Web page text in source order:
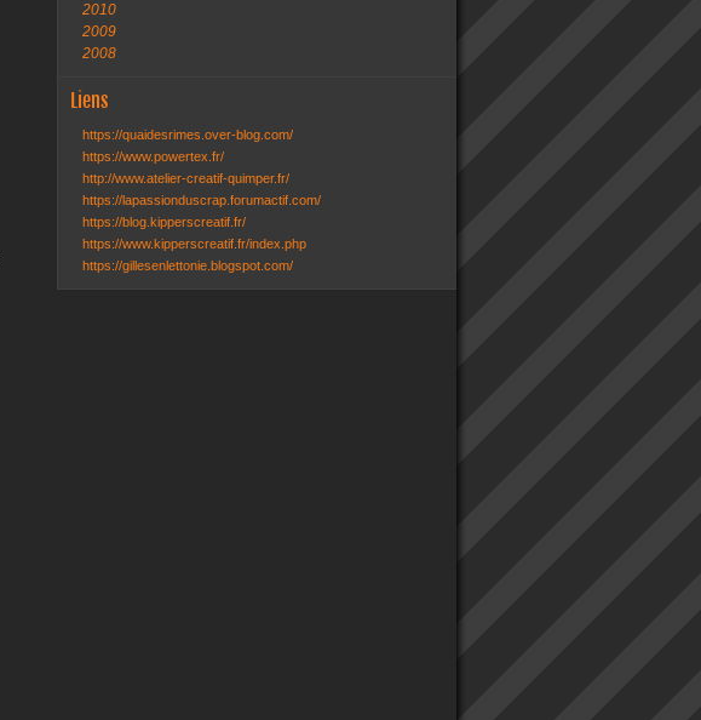
2010
2009
2008
Liens
https://quaidesrimes.over-blog.com/
https://www.powertex.fr/
http://www.atelier-creatif-quimper.fr/
https://lapassionduscrap.forumactif.com/
https://blog.kipperscreatif.fr/
https://www.kipperscreatif.fr/index.php
https://gillesenlettonie.blogspot.com/